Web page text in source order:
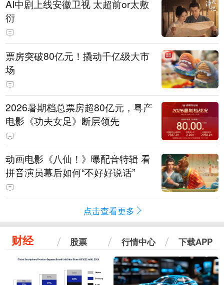
AI中剧上线安徽卫视 太超前or太敷
衍
票房突破80亿元！撬动千亿级大市
场
2026暑期档总票房超80亿元，粤产
电影《功夫女足》断层领先
动画电影《八仙！》曝配音特辑 看
拼音演员幕后如何“不好好说话”
点击查看更多
财经 股票 行情中心 下载APP